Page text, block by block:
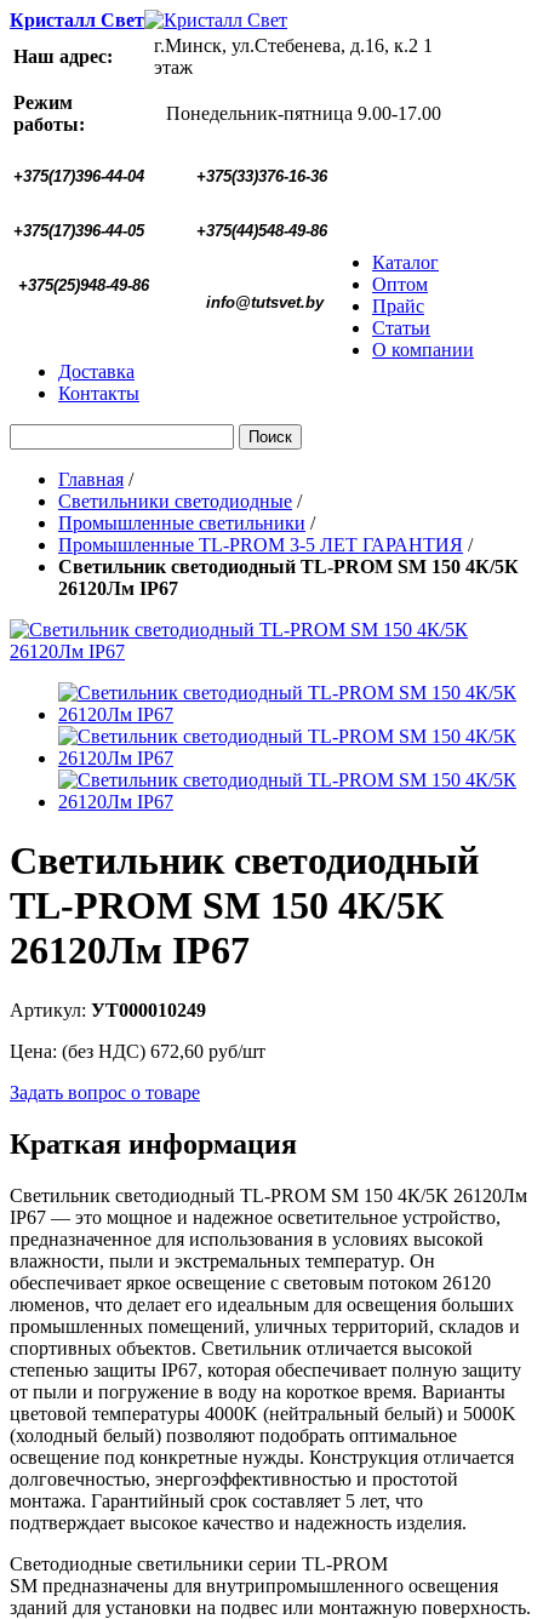
Кристалл Свет
Наш адрес:
г.Минск, ул.Стебенева, д.16, к.2 1
этаж
Режим
работы:
Понедельник-пятница 9.00-17.00
+375(17)396-44-04 +375(33)376-16-36
+375(17)396-44-05 +375(44)548-49-86
+375(25)948-49-86
  info@tutsvet.by
Каталог
Оптом
Прайс
Статьи
О компании
Доставка
Контакты
Поиск
Главная /
Светильники светодиодные /
Промышленные светильники /
Промышленные TL-PROM 3-5 ЛЕТ ГАРАНТИЯ /
Светильник светодиодный TL-PROM SM 150 4К/5К
26120Лм IP67
Светильник светодиодный
TL-PROM SM 150 4К/5К
26120Лм IP67
Артикул: УТ000010249
Цена: (без НДС) 672,60 руб/шт
Задать вопрос о товаре
Краткая информация
Светильник светодиодный TL-PROM SM 150 4К/5К 26120Лм
IP67 — это мощное и надежное осветительное устройство,
предназначенное для использования в условиях высокой
влажности, пыли и экстремальных температур. Он
обеспечивает яркое освещение с световым потоком 26120
люменов, что делает его идеальным для освещения больших
промышленных помещений, уличных территорий, складов и
спортивных объектов. Светильник отличается высокой
степенью защиты IP67, которая обеспечивает полную защиту
от пыли и погружение в воду на короткое время. Варианты
цветовой температуры 4000K (нейтральный белый) и 5000K
(холодный белый) позволяют подобрать оптимальное
освещение под конкретные нужды. Конструкция отличается
долговечностью, энергоэффективностью и простотой
монтажа. Гарантийный срок составляет 5 лет, что
подтверждает высокое качество и надежность изделия.
Светодиодные светильники серии TL-PROM
SM предназначены для внутрипромышленного освещения
зданий для установки на подвес или монтажную поверхность.